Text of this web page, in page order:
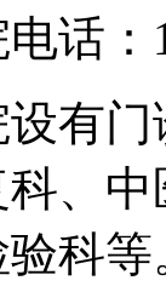
话：
有
、
科